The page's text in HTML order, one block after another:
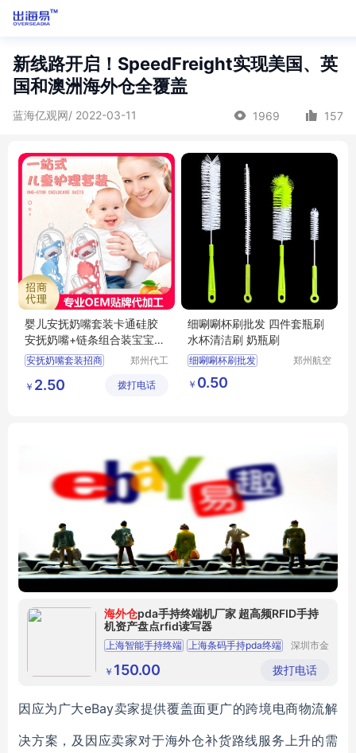
新线路开启！SpeedFreight实现美国、英
国和澳洲海外仓全覆盖
蓝海亿观网/ 2022-03-11 1969 157
婴儿安抚奶嘴套装卡通硅胶
安抚奶嘴+链条组合装宝宝安
睡玩嘴招商代理 批发定制
安抚奶嘴套装招商
卡通安抚奶嘴代理
郑州代工
技有限公
￥ 2.50 拨打电话
细唰唰杯刷批发 四件套瓶刷
水杯清洁刷 奶瓶刷
细唰唰杯刷批发
亚马逊四件套瓶刷
水杯清洁刷
郑州航空
￥ 0.50
海外仓pda手持终端机厂家 超高频RFID手持
机资产盘点rfid读写器
上海智能手持终端 上海条码手持pda终端
上海物流公司pda
上海停车收费手持终端
深圳市金
限公司
￥ 150.00 拨打电话
因应为广大eBay卖家提供覆盖面更广的跨境电商物流解
决方案，及因应卖家对于海外仓补货路线服务上升的需